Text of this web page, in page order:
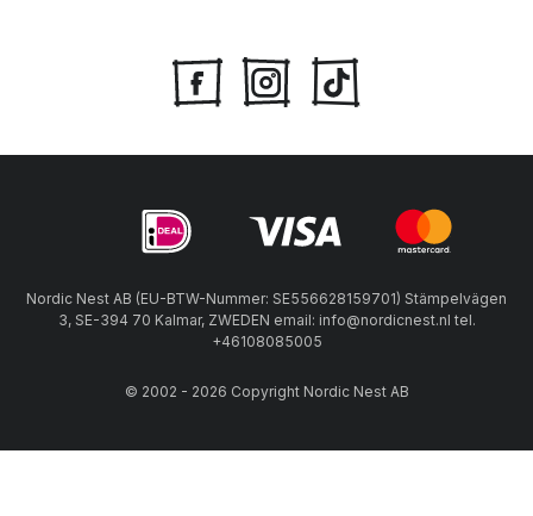
Nordic Nest AB (EU-BTW-Nummer: SE556628159701) Stämpelvägen
3, SE-394 70 Kalmar, ZWEDEN email: info@nordicnest.nl tel.
+46108085005
© 2002 - 2026 Copyright Nordic Nest AB